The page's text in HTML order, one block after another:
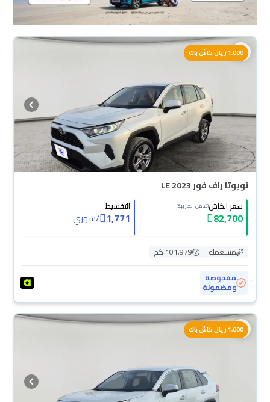
1,000 ريال كاش باك
تويوتا راف فور LE 2023
سعر الكاش(شامل الضريبة)
82,700
التقسيط
1,771
/شهري
مستعملة
101,979 كم
مفحوصة
ومضمونة
1,000 ريال كاش باك